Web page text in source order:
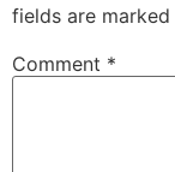
fields are marked
Comment *